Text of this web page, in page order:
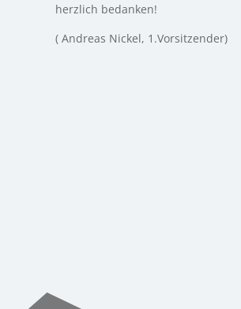
herzlich bedanken!
( Andreas Nickel, 1.Vorsitzender)